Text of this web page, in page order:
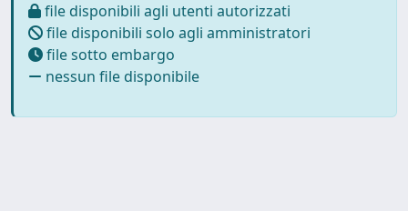
file disponibili agli utenti autorizzati
file disponibili solo agli amministratori
file sotto embargo
nessun file disponibile